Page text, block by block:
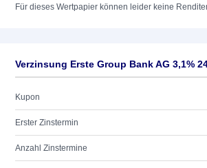
Für dieses Wertpapier können leider keine
Verzinsung Erste Group Bank AG 3,1%
Kupon
Erster Zinstermin
Anzahl Zinstermine